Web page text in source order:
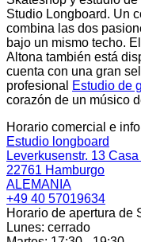
Studio Longboard. Un
combina las dos
bajo un mismo techo.
Altona también está
cuenta con una gran
profesional
Estudio de
corazón de un músico
Horario comercial e
Estudio longboard
Leverkusenstr. 13 Casa
22761 Hamburgo
ALEMANIA
+49 40 57019634
Horario de apertura de
Lunes: cerrado